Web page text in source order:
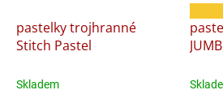
pastelky trojhranné
Stitch Pastel
Skladem